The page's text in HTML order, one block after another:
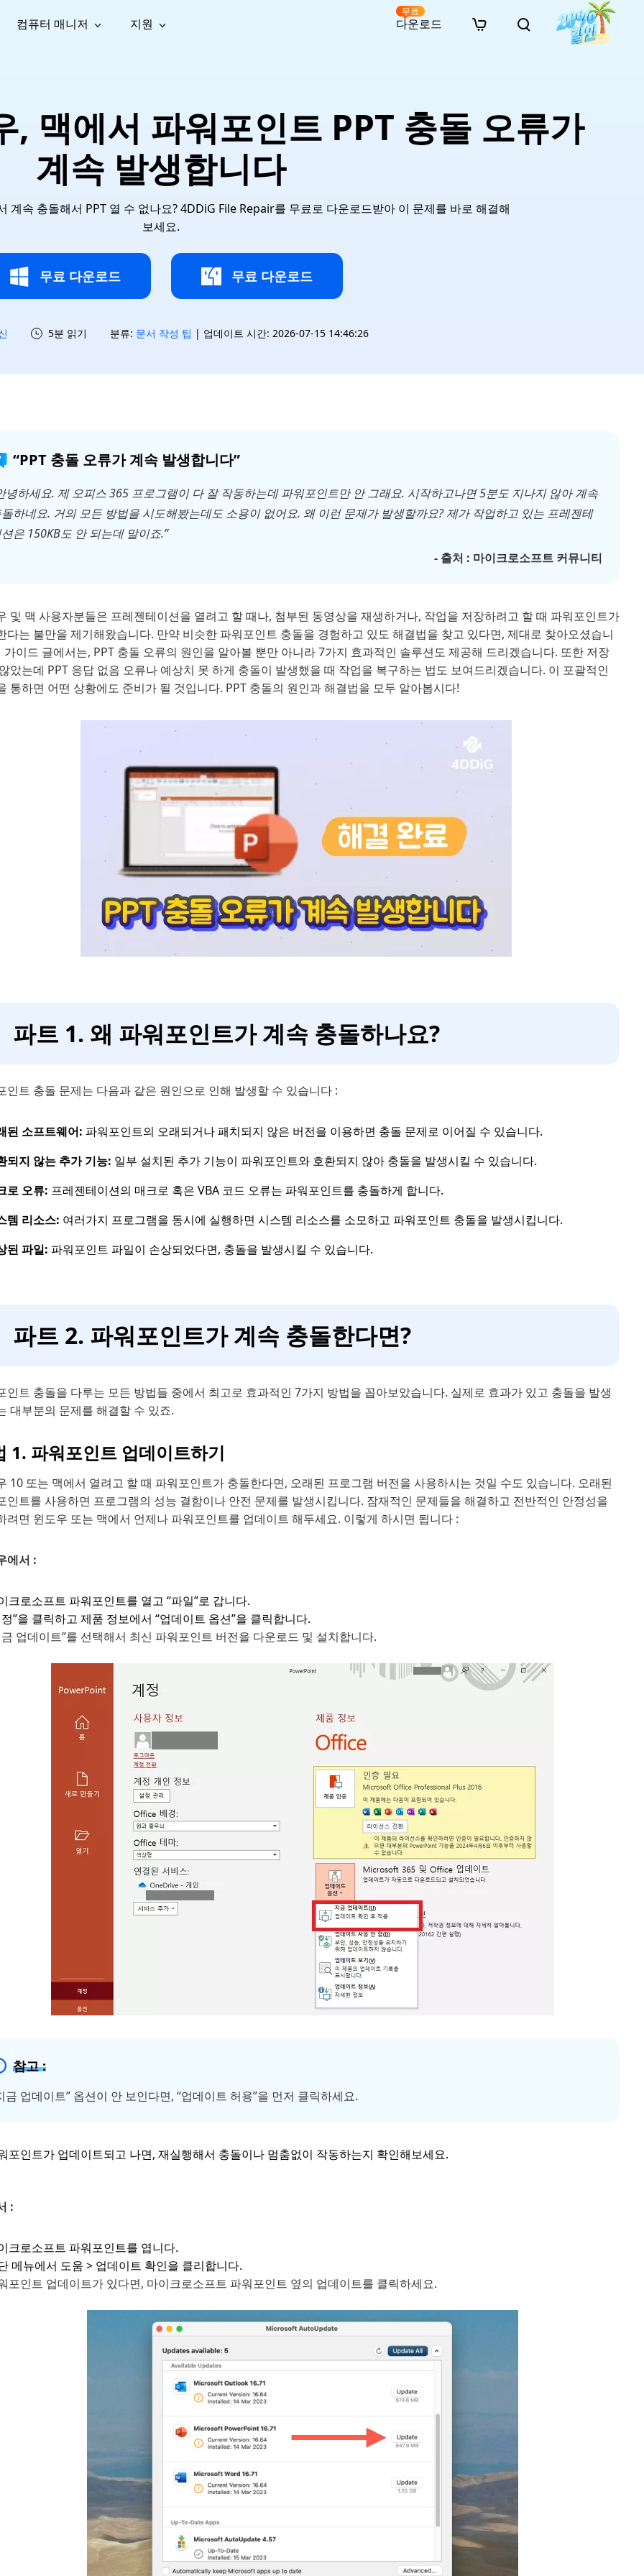
데이터 복구
메시지 복구
LINE 데이터 복구
백업 없이 LINE 채팅 복구
· USB 복구
· 파티션 복구
· 한글 파일 복구
· 오피스 파일 복구
· 사진 복구
· 동영상 복구
복구
구
구
오디오
복구
영상 화
질 높이
기
AI
사진 화
질 높이
기
AI
온라인 사진 복구
온라인 문서 복구
· 시네마틱 AI 이미지 프롬프트
· 애니메이션 실사 변환 프롬프트
컴퓨터 매니저
색 및 삭제
Cleamio
브랜드 리뉴얼
및 정밀 클린
Windows DLL 오류 수정
Email Repair
손상된 PST/OST 파일 복구
· 하드 디스크 복사
· 중복 파일 찾기 (Mac)
· C 드라이브 확장
· 디스크 공간 확보 (Win)
· Mac 저장 공간 최적화
지원
드 센터
가이드
결 방법
다운로드
무료
맥에서 파워포인트 PPT 충돌 오류가
계속 발생합니다
계속 충돌해서 PPT 열 수 없나요? 4DDiG File Repair를 무료로 다운로드받아 이 문제를 바로 해결해
보세요.
무료 다운로드 무료 다운로드
5분 읽기 분류: 문서 작성 팁 | 업데이트 시간: 2026-07-15 14:46:26
“PPT 충돌 오류가 계속 발생합니다”
녕하세요. 제 오피스 365 프로그램이 다 잘 작동하는데 파워포인트만 안 그래요. 시작하고나면 5분도 지나지 않아 계속
하네요. 거의 모든 방법을 시도해봤는데도 소용이 없어요. 왜 이런 문제가 발생할까요? 제가 작업하고 있는 프레젠테
은 150KB도 안 되는데 말이죠.”
- 출처 : 마이크로소프트 커뮤니티
및 맥 사용자분들은 프레젠테이션을 열려고 할 때나, 첨부된 동영상을 재생하거나, 작업을 저장하려고 할 때 파워포인트가
다는 불만을 제기해왔습니다. 만약 비슷한 파워포인트 충돌을 경험하고 있도 해결법을 찾고 있다면, 제대로 찾아오셨습니
가이드 글에서는, PPT 충돌 오류의 원인을 알아볼 뿐만 아니라 7가지 효과적인 솔루션도 제공해 드리겠습니다. 또한 저장
았는데 PPT 응답 없음 오류나 예상치 못 하게 충돌이 발생했을 때 작업을 복구하는 법도 보여드리겠습니다. 이 포괄적인
통하면 어떤 상황에도 준비가 될 것입니다. PPT 충돌의 원인과 해결법을 모두 알아봅시다!
파트 1. 왜 파워포인트가 계속 충돌하나요?
인트 충돌 문제는 다음과 같은 원인으로 인해 발생할 수 있습니다 :
된 소프트웨어: 파워포인트의 오래되거나 패치되지 않은 버전을 이용하면 충돌 문제로 이어질 수 있습니다.
되지 않는 추가 기능: 일부 설치된 추가 기능이 파워포인트와 호환되지 않아 충돌을 발생시킬 수 있습니다.
로 오류: 프레젠테이션의 매크로 혹은 VBA 코드 오류는 파워포인트를 충돌하게 합니다.
템 리소스: 여러가지 프로그램을 동시에 실행하면 시스템 리소스를 소모하고 파워포인트 충돌을 발생시킵니다.
된 파일: 파워포인트 파일이 손상되었다면, 충돌을 발생시킬 수 있습니다.
파트 2. 파워포인트가 계속 충돌한다면?
인트 충돌을 다루는 모든 방법들 중에서 최고로 효과적인 7가지 방법을 꼽아보았습니다. 실제로 효과가 있고 충돌을 발생
대부분의 문제를 해결할 수 있죠.
1. 파워포인트 업데이트하기
10 또는 맥에서 열려고 할 때 파워포인트가 충돌한다면, 오래된 프로그램 버전을 사용하시는 것일 수도 있습니다. 오래된
인트를 사용하면 프로그램의 성능 결함이나 안전 문제를 발생시킵니다. 잠재적인 문제들을 해결하고 전반적인 안정성을
려면 윈도우 또는 맥에서 언제나 파워포인트를 업데이트 해두세요. 이렇게 하시면 됩니다 :
에서 :
크로소프트 파워포인트를 열고 “파일”로 갑니다.
정”을 클릭하고 제품 정보에서 “업데이트 옵션”을 클릭합니다.
금 업데이트”를 선택해서 최신 파워포인트 버전을 다운로드 및 설치합니다.
참고 :
금 업데이트” 옵션이 안 보인다면, “업데이트 허용”을 먼저 클릭하세요.
포인트가 업데이트되고 나면, 재실행해서 충돌이나 멈춤없이 작동하는지 확인해보세요.
:
크로소프트 파워포인트를 엽니다.
메뉴에서 도움 > 업데이트 확인을 클리합니다.
포인트 업데이트가 있다면, 마이크로소프트 파워포인트 옆의 업데이트를 클릭하세요.